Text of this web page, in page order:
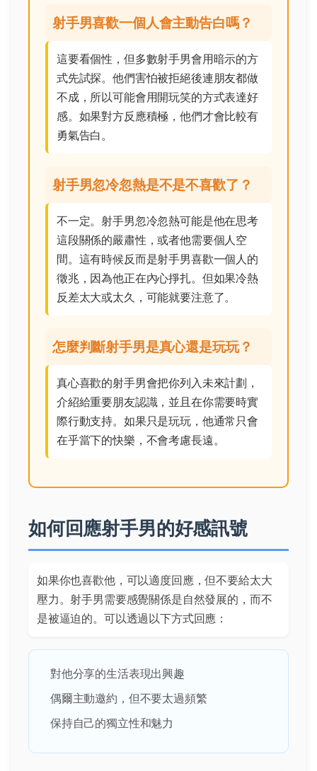
射手男喜歡一個人會主動告白嗎？
這要看個性，但多數射手男會用暗示的方
式先試探。他們害怕被拒絕後連朋友都做
不成，所以可能會用開玩笑的方式表達好
感。如果對方反應積極，他們才會比較有
勇氣告白。
射手男忽冷忽熱是不是不喜歡了？
不一定。射手男忽冷忽熱可能是他在思考
這段關係的嚴肅性，或者他需要個人空
間。這有時候反而是射手男喜歡一個人的
徵兆，因為他正在內心掙扎。但如果冷熱
反差太大或太久，可能就要注意了。
怎麼判斷射手男是真心還是玩玩？
真心喜歡的射手男會把你列入未來計劃，
介紹給重要朋友認識，並且在你需要時實
際行動支持。如果只是玩玩，他通常只會
在乎當下的快樂，不會考慮長遠。
如何回應射手男的好感訊號
如果你也喜歡他，可以適度回應，但不要給太大
壓力。射手男需要感覺關係是自然發展的，而不
是被逼迫的。可以透過以下方式回應：
對他分享的生活表現出興趣
偶爾主動邀約，但不要太過頻繁
保持自己的獨立性和魅力